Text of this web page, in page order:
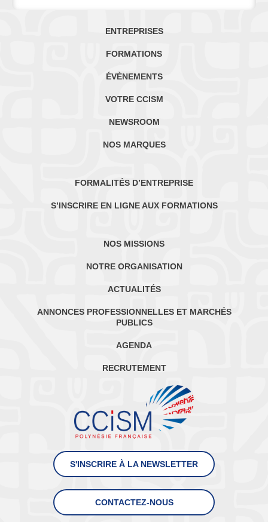
ENTREPRISES
FORMATIONS
ÉVÈNEMENTS
VOTRE CCISM
NEWSROOM
NOS MARQUES
FORMALITÉS D’ENTREPRISE
S’INSCRIRE EN LIGNE AUX FORMATIONS
NOS MISSIONS
NOTRE ORGANISATION
ACTUALITÉS
ANNONCES PROFESSIONNELLES ET MARCHÉS
PUBLICS
AGENDA
RECRUTEMENT
S'INSCRIRE À LA NEWSLETTER
CONTACTEZ-NOUS